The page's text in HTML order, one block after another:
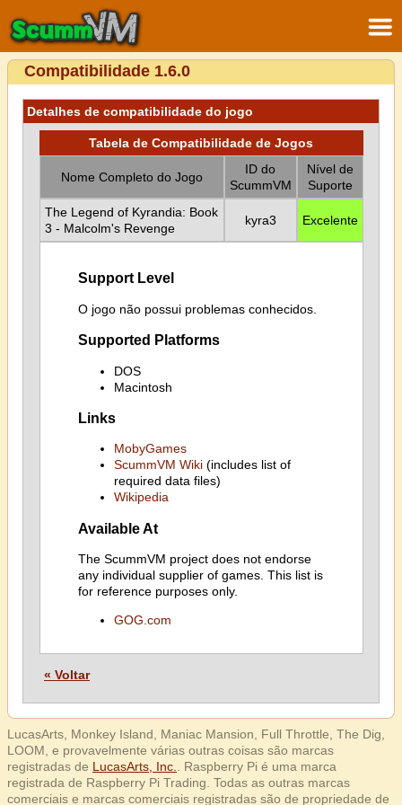
Compatibilidade 1.6.0
Detalhes de compatibilidade do jogo
Tabela de Compatibilidade de Jogos
Nome Completo do Jogo
ID do
ScummVM
Nível de
Suporte
The Legend of Kyrandia: Book
3 - Malcolm's Revenge
kyra3 Excelente
Support Level
O jogo não possui problemas conhecidos.
Supported Platforms
DOS
Macintosh
Links
MobyGames
ScummVM Wiki(includes list of
required data files)
Wikipedia
Available At
The ScummVM project does not endorse
any individual supplier of games. This list is
for reference purposes only.
GOG.com
« Voltar
LucasArts, Monkey Island, Maniac Mansion, Full Throttle, The Dig,
LOOM, e provavelmente várias outras coisas são marcas
registradas de LucasArts, Inc.
. Raspberry Pi é uma marca
registrada de Raspberry Pi Trading. Todas as outras marcas
comerciais e marcas comerciais registradas são de propriedade de